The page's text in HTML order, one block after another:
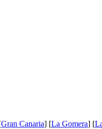
Gran Canaria] [La Gomera] [